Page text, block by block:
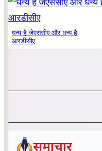
धन्य है जेएससीए और धन्य है
आरडीसीए